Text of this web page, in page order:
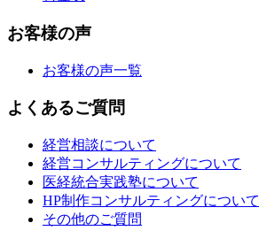
お客様の声
お客様の声一覧
よくあるご質問
経営相談について
経営コンサルティングについて
医経統合実践塾について
HP制作コンサルティングについて
その他のご質問